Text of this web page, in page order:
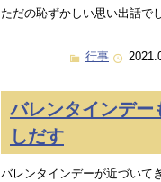
ただの恥ずかしい思い出話で
行事
バレンタインデー
しだす
バレンタインデーが近づいて